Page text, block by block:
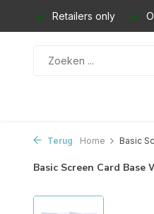
Retailers only
Terug Home Basic
Basic Screen Card Base